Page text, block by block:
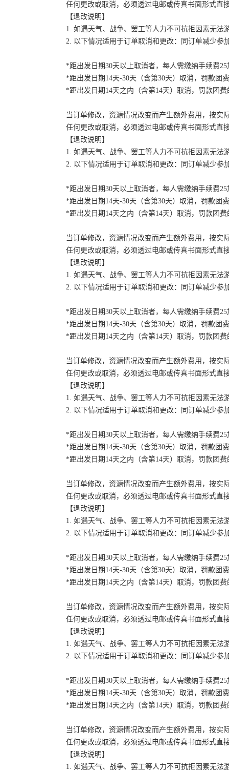
任何更改或取消，必须透过电邮或传真书面形式直
【退改说明】
1. 如遇天气、战争、罢工等人力不可抗拒因素无
2. 以下情况适用于订单取消和更改：同订单减少
*距出发日期30天以上取消者，每人需缴纳手续费
*距出发日期14天-30天（含第30天）取消，罚款团
*距出发日期14天之内（含第14天）取消，罚款团费
当订单修改，资源情况改变而产生额外费用，按实
任何更改或取消，必须透过电邮或传真书面形式直
【退改说明】
1. 如遇天气、战争、罢工等人力不可抗拒因素无
2. 以下情况适用于订单取消和更改：同订单减少
*距出发日期30天以上取消者，每人需缴纳手续费
*距出发日期14天-30天（含第30天）取消，罚款团
*距出发日期14天之内（含第14天）取消，罚款团费
当订单修改，资源情况改变而产生额外费用，按实
任何更改或取消，必须透过电邮或传真书面形式直
【退改说明】
1. 如遇天气、战争、罢工等人力不可抗拒因素无
2. 以下情况适用于订单取消和更改：同订单减少
*距出发日期30天以上取消者，每人需缴纳手续费
*距出发日期14天-30天（含第30天）取消，罚款团
*距出发日期14天之内（含第14天）取消，罚款团费
当订单修改，资源情况改变而产生额外费用，按实
任何更改或取消，必须透过电邮或传真书面形式直
【退改说明】
1. 如遇天气、战争、罢工等人力不可抗拒因素无
2. 以下情况适用于订单取消和更改：同订单减少
*距出发日期30天以上取消者，每人需缴纳手续费
*距出发日期14天-30天（含第30天）取消，罚款团
*距出发日期14天之内（含第14天）取消，罚款团费
当订单修改，资源情况改变而产生额外费用，按实
任何更改或取消，必须透过电邮或传真书面形式直
【退改说明】
1. 如遇天气、战争、罢工等人力不可抗拒因素无
2. 以下情况适用于订单取消和更改：同订单减少
*距出发日期30天以上取消者，每人需缴纳手续费
*距出发日期14天-30天（含第30天）取消，罚款团
*距出发日期14天之内（含第14天）取消，罚款团费
当订单修改，资源情况改变而产生额外费用，按实
任何更改或取消，必须透过电邮或传真书面形式直
【退改说明】
1. 如遇天气、战争、罢工等人力不可抗拒因素无
2. 以下情况适用于订单取消和更改：同订单减少
*距出发日期30天以上取消者，每人需缴纳手续费
*距出发日期14天-30天（含第30天）取消，罚款团
*距出发日期14天之内（含第14天）取消，罚款团费
当订单修改，资源情况改变而产生额外费用，按实
任何更改或取消，必须透过电邮或传真书面形式直
【退改说明】
1. 如遇天气、战争、罢工等人力不可抗拒因素无